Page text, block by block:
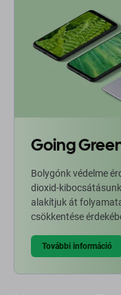
Going
Bolygónk védelme
dioxid-
alakítjuk át
csökkentése
További információ